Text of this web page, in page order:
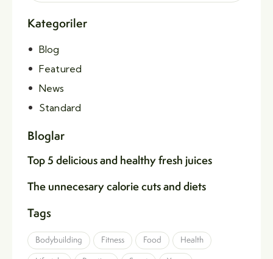
Kategoriler
Blog
Featured
News
Standard
Bloglar
Top 5 delicious and healthy fresh juices
The unnecesary calorie cuts and diets
Tags
Bodybuilding Fitness Food
Health